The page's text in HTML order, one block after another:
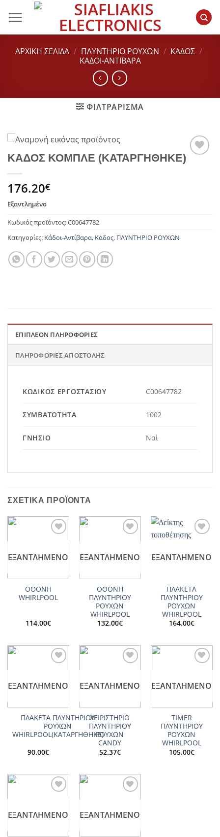
Μετάβαση
στο
ΑΡΧΙΚΉ ΣΕΛΊΔΑ / ΠΛΥΝΤΗΡΙΟ ΡΟΥΧΩΝ / ΚΆΔΟΣ /
ΚΆΔΟΙ-ΑΝΤΊΒΑΡΑ
ΦΙΛΤΡΆΡΙΣΜΑ
Add to
ΚΑΔΟΣ ΚΟΜΠΛΕ (ΚΑΤΑΡΓΗΘΗΚΕ)
176.20€
Εξαντλημένο
Κωδικός προϊόντος:C00647782
Κατηγορίες: Κάδοι-Αντίβαρα, Κάδος, ΠΛΥΝΤΗΡΙΟ ΡΟΥΧΩΝ
ΕΠΙΠΛΈΟΝ ΠΛΗΡΟΦΟΡΊΕΣ
ΠΛΗΡΟΦΟΡΊΕΣ ΑΠΟΣΤΟΛΉΣ
ΚΩΔΙΚΌΣ ΕΡΓΟΣΤΑΣΊΟΥ C00647782
ΣΥΜΒΑΤΌΤΗΤΑ 1002
ΓΝΉΣΙΟ Ναί
ΣΧΕΤΙΚΆ ΠΡΟΪΌΝΤΑ
ΕΞΑΝΤΛΗΜΈΝΟ
ΟΘΟΝΗ
WHIRLPOOL
114.00€
ΕΞΑΝΤΛΗΜΈΝΟ
ΟΘΟΝΗ
ΠΛΥΝΤΗΡΙΟΥ
ΡΟΥΧΩΝ
WHIRLPOOL
132.00€
Add to
ΕΞΑΝΤΛΗΜΈΝΟ
ΠΛΑΚΕΤΑ
ΠΛΥΝΤΗΡΙΟΥ
ΡΟΥΧΩΝ
WHIRLPOOL
164.00€
ΕΞΑΝΤΛΗΜΈΝΟ
ΠΛΑΚΕΤΑ ΠΛΥΝΤΗΡΙΟΥ
ΡΟΥΧΩΝ
WHIRLPOOL(ΚΑΤΑΡΓΗΘΗΚΕ)
90.00€
ΕΞΑΝΤΛΗΜΈΝΟ
ΧΕΙΡΙΣΤΗΡΙΟ
ΠΛΥΝΤΗΡΙΟΥ
ΡΟΥΧΩΝ
CANDY
52.37€
ΕΞΑΝΤΛΗΜΈΝΟ
TIMER
ΠΛΥΝΤΗΡΙΟΥ
ΡΟΥΧΩΝ
WHIRLPOOL
105.00€
ΕΞΑΝΤΛΗΜΈΝΟ ΕΞΑΝΤΛΗΜΈΝΟ